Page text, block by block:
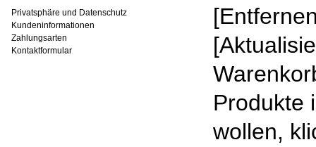
Privatsphäre und Datenschutz
Kundeninformationen
Zahlungsarten
Kontaktformular
Produkte
wollen,